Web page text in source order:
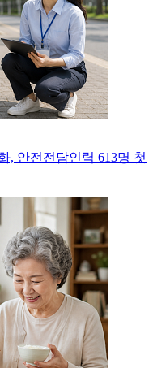
, 안전전담인력 613명 첫